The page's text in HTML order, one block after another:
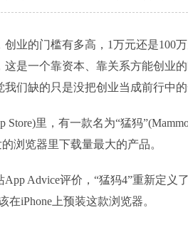
业的门槛有多高，1万元还是100
这是一个靠资本、靠关系方能创业
们缺的只是没把创业当成前行中
Store)里，有一款名为“猛犸
浏览器里下载量最大的产品。
App Advice评价，“猛犸4”重新定义
在iPhone上预装这款浏览器。